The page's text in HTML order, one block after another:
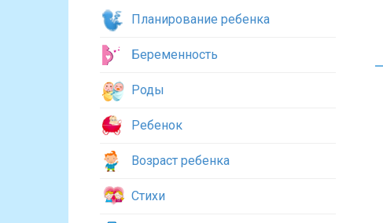
Планирование ребенка
Беременность
Роды
Ребенок
Возраст ребенка
Стихи